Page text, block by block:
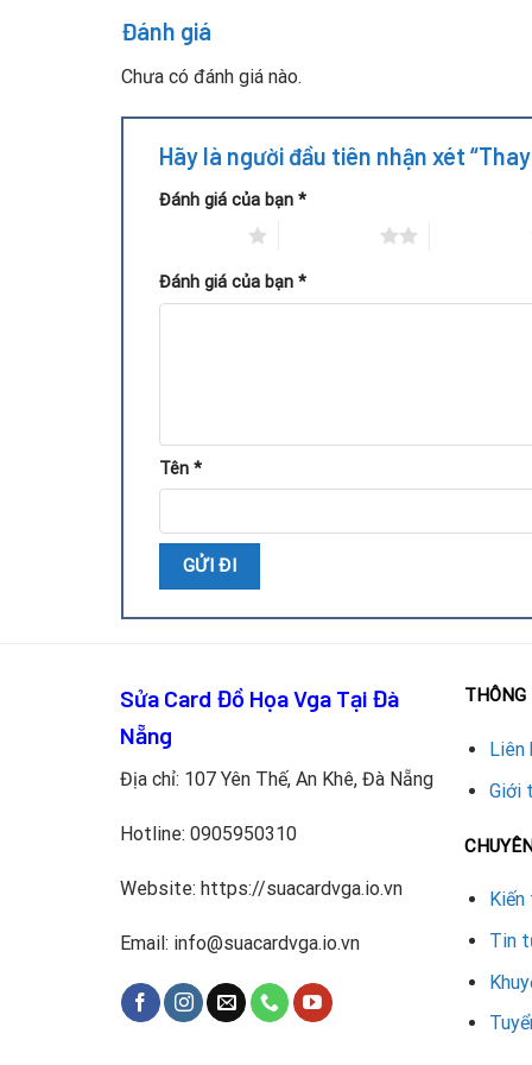
Xuất hiện artefact khi test card bằng phần
Quy trình thay VRAM VGA
Lưu ý:Thay VRAM là công việc kỹ thuật cao, cần
Kiểm tra và xác định chính xác chip VRAM bị
Test hoạt động card, cài driver và kiểm tra
Lưu ý khi thay VRAM cho card
Đánh giá
Chưa có đánh giá nào.
Hãy là người đầu tiên nhận xét
Đánh giá của bạn *
Đánh giá của bạn *
Tên *
Sửa Card Đồ Họa Vga Tại Đà
Nẵng
Địa chỉ: 107 Yên Thế, An Khê, Đà Nẵng
Hotline: 0905950310
Website: https://suacardvga.io.vn
Email: info@suacardvga.io.vn
THÔNG
Liên
Giới
Tin